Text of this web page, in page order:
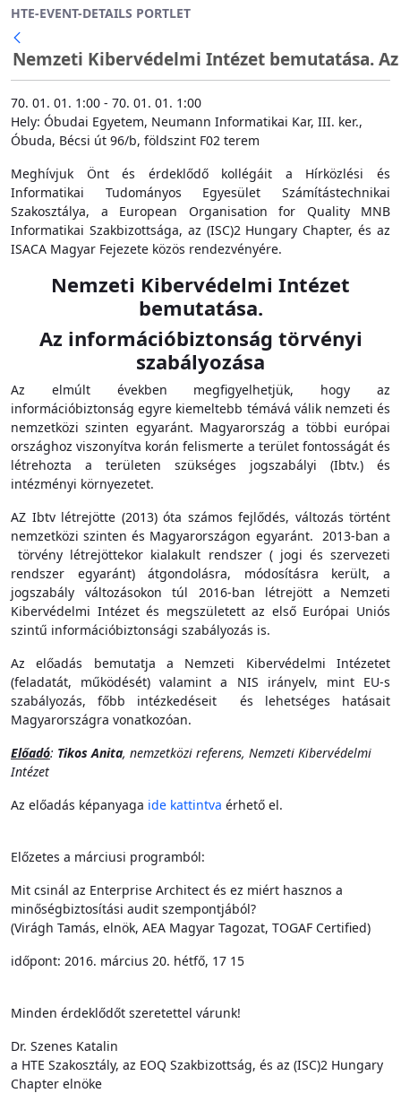
Ugrás a fő tartalomhoz
HTE-EVENT-DETAILS PORTLET
Vissza
Nemzeti Kibervédelmi Intézet bemutatása.
70. 01. 01. 1:00 - 70. 01. 01. 1:00
Hely: Óbudai Egyetem, Neumann Informatikai Kar, III. ker.,
Óbuda, Bécsi út 96/b, földszint F02 terem
Meghívjuk Önt és érdeklődő kollégáit a Hírközlési és
Informatikai Tudományos Egyesület Számítástechnikai
Szakosztálya, a European Organisation for Quality MNB
Informatikai Szakbizottsága, az (ISC)2 Hungary Chapter, és az
ISACA Magyar Fejezete közös rendezvényére.
Nemzeti Kibervédelmi Intézet
bemutatása.
Az információbiztonság törvényi
szabályozása
Az elmúlt években megfigyelhetjük, hogy az
információbiztonság egyre kiemeltebb témává válik nemzeti és
nemzetközi szinten egyaránt. Magyarország a többi európai
országhoz viszonyítva korán felismerte a terület fontosságát és
létrehozta a területen szükséges jogszabályi (Ibtv.) és
intézményi környezetet.
AZ Ibtv létrejötte (2013) óta számos fejlődés, változás történt
nemzetközi szinten és Magyarországon egyaránt. 2013-ban a
törvény létrejöttekor kialakult rendszer ( jogi és szervezeti
rendszer egyaránt) átgondolásra, módosításra került, a
jogszabály változásokon túl 2016-ban létrejött a Nemzeti
Kibervédelmi Intézet és megszületett az első Európai Uniós
szintű információbiztonsági szabályozás is.
Az előadás bemutatja a Nemzeti Kibervédelmi Intézetet
(feladatát, működését) valamint a NIS irányelv, mint EU-s
szabályozás, főbb intézkedéseit és lehetséges hatásait
Magyarországra vonatkozóan.
Előadó: Tikos Anita, nemzetközi referens, Nemzeti Kibervédelmi
Intézet
Az előadás képanyaga ide kattintva érhető el.
Előzetes a márciusi programból:
Mit csinál az Enterprise Architect és ez miért hasznos a
minőségbiztosítási audit szempontjából?
(Virágh Tamás, elnök, AEA Magyar Tagozat, TOGAF Certified)
időpont: 2016. március 20. hétfő, 17 15
Minden érdeklődőt szeretettel várunk!
Dr. Szenes Katalin
a HTE Szakosztály, az EOQ Szakbizottság, és az (ISC)2 Hungary
Chapter elnöke